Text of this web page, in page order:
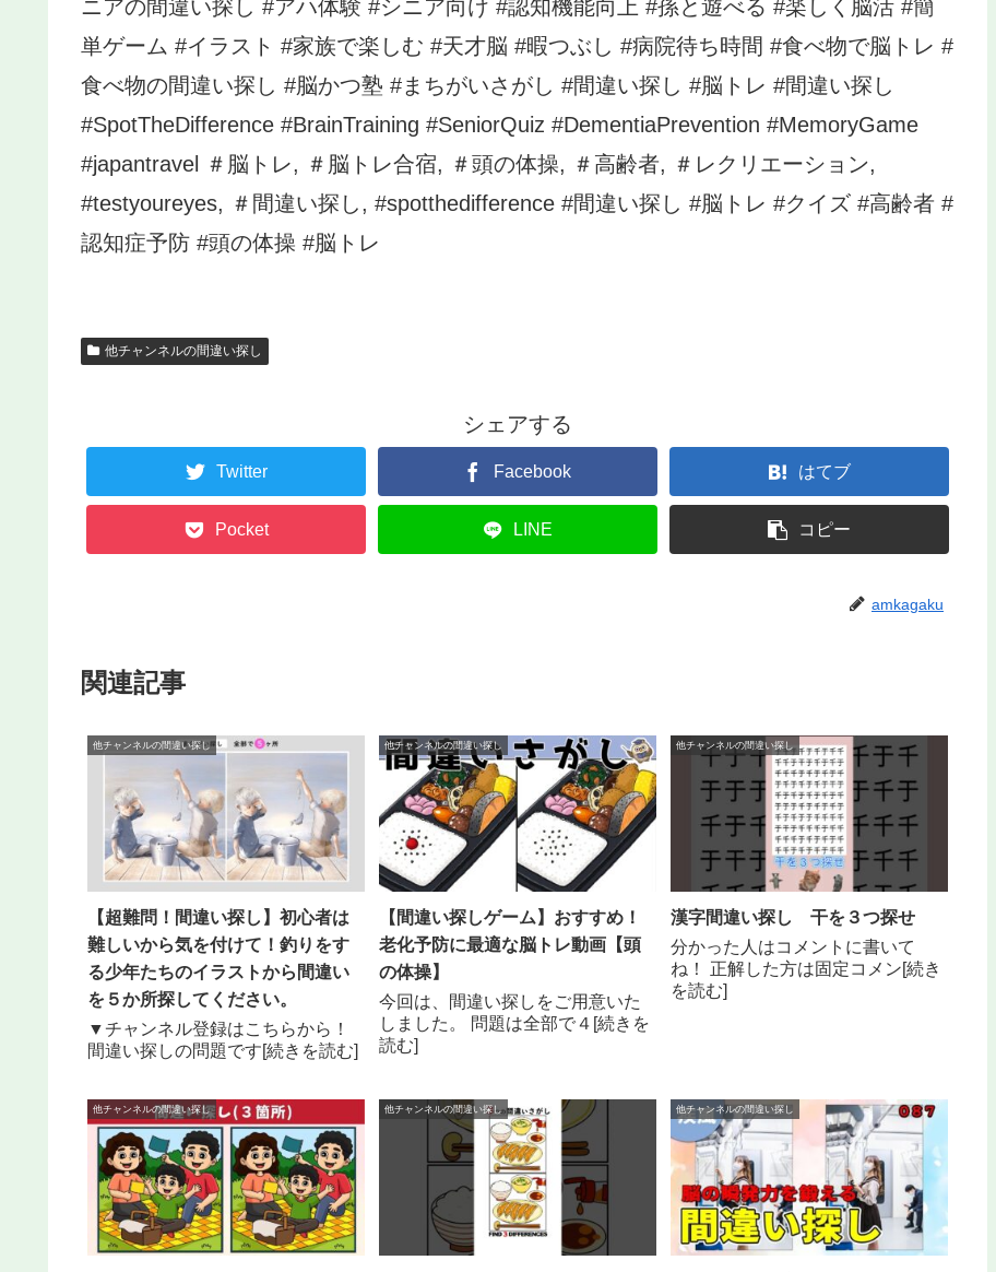
ニアの間違い探し #アハ体験 #シニア向け #認知機能向上 #孫と遊べる #楽しく脳活 #簡
単ゲーム #イラスト #家族で楽しむ #天才脳 #暇つぶし #病院待ち時間 #食べ物で脳トレ #
食べ物の間違い探し #脳かつ塾 #まちがいさがし #間違い探し #脳トレ #間違い探し
#SpotTheDifference #BrainTraining #SeniorQuiz #DementiaPrevention #MemoryGame
#japantravel ＃脳トレ, ＃脳トレ合宿, ＃頭の体操, ＃高齢者, ＃レクリエーション,
#testyoureyes, ＃間違い探し, #spotthedifference #間違い探し #脳トレ #クイズ #高齢者 #
認知症予防 #頭の体操 #脳トレ
他チャンネルの間違い探し
シェアする
Twitter Facebook はてブ
Pocket LINE コピー
amkagaku
関連記事
他チャンネルの間違い探し
【超難問！間違い探し】初心者は
難しいから気を付けて！釣りをす
る少年たちのイラストから間違い
を５か所探してください。
▼チャンネル登録はこちらから！
間違い探しの問題です[続きを読む]
他チャンネルの間違い探し
【間違い探しゲーム】おすすめ！
老化予防に最適な脳トレ動画【頭
の体操】
今回は、間違い探しをご用意いた
しました。 問題は全部で４[続きを
読む]
他チャンネルの間違い探し
漢字間違い探し 干を３つ探せ
分かった人はコメントに書いて
ね！ 正解した方は固定コメン[続き
を読む]
他チャンネルの間違い探し 他チャンネルの間違い探し 他チャンネルの間違い探し